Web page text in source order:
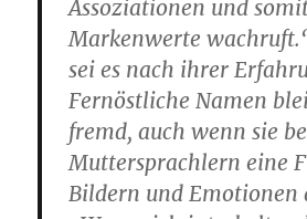
Assoziationen und
Markenwerte
sei es nach ihrer
Fernöstliche Namen
fremd, auch wenn sie
Muttersprachlern eine
Bildern und Emotionen